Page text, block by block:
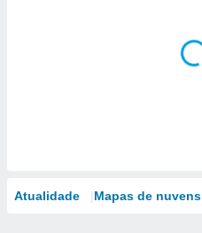
Atualidade Mapas de nuvens